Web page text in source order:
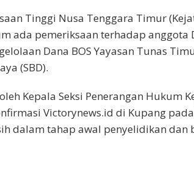
Tinggi Nusa Tenggara Timur
ada pemeriksaan terhadap anggota
Dana BOS Yayasan Tunas
(SBD).
Kepala Seksi Penerangan Hukum
Victorynews.id di Kupang
dalam tahap awal penyelidikan dan